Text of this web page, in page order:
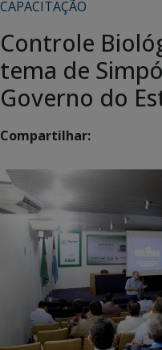
CAPACITAÇÃO
Controle
tema de
Governo do
Compartilhar: